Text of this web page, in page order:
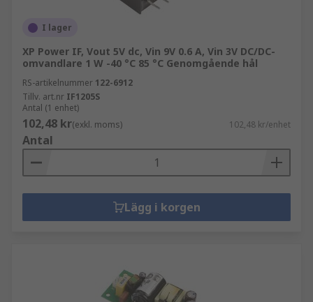
I lager
XP Power IF, Vout 5V dc, Vin 9V 0.6 A, Vin 3V DC/DC-
omvandlare 1 W -40 °C 85 °C Genomgående hål
RS-artikelnummer 122-6912
Tillv. art.nr IF1205S
Antal (1 enhet)
102,48 kr(exkl. moms) 102,48 kr/enhet
Antal
Lägg i korgen